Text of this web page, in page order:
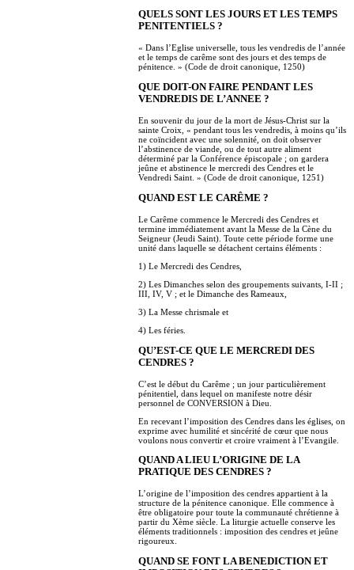
QUELS SONT LES JOURS ET LES TEMPS
PENITENTIELS ?
« Dans l’Eglise universelle, tous les vendredis de l’année
et le temps de carême sont des jours et des temps de
pénitence. » (Code de droit canonique, 1250)
QUE DOIT-ON FAIRE PENDANT LES
VENDREDIS DE L’ANNEE ?
En souvenir du jour de la mort de Jésus-Christ sur la
sainte Croix, « pendant tous les vendredis, à moins qu’ils
ne coïncident avec une solennité, on doit observer
l’abstinence de viande, ou de tout autre aliment
déterminé par la Conférence épiscopale ; on gardera
jeûne et abstinence le mercredi des Cendres et le
Vendredi Saint. » (Code de droit canonique, 1251)
QUAND EST LE CARÊME ?
Le Carême commence le Mercredi des Cendres et
termine immédiatement avant la Messe de la Cène du
Seigneur (Jeudi Saint). Toute cette période forme une
unité dans laquelle se détachent certains éléments :
1) Le Mercredi des Cendres,
2) Les Dimanches selon des groupements suivants, I-II ;
III, IV, V ; et le Dimanche des Rameaux,
3) La Messe chrismale et
4) Les féries.
QU’EST-CE QUE LE MERCREDI DES
CENDRES ?
C’est le début du Carême ; un jour particulièrement
pénitentiel, dans lequel on manifeste notre désir
personnel de CONVERSION à Dieu.
En recevant l’imposition des Cendres dans les églises, on
exprime avec humilité et sincérité de cœur que nous
voulons nous convertir et croire vraiment à l’Evangile.
QUAND A LIEU L’ORIGINE DE LA
PRATIQUE DES CENDRES ?
L’origine de l’imposition des cendres appartient à la
structure de la pénitence canonique. Elle commence à
être obligatoire pour toute la communauté chrétienne à
partir du Xème siècle. La liturgie actuelle conserve les
éléments traditionnels : imposition des cendres et jeûne
rigoureux.
QUAND SE FONT LA BENEDICTION ET